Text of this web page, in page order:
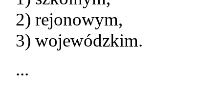
2) rejonowym,
3) wojewódzkim.
...